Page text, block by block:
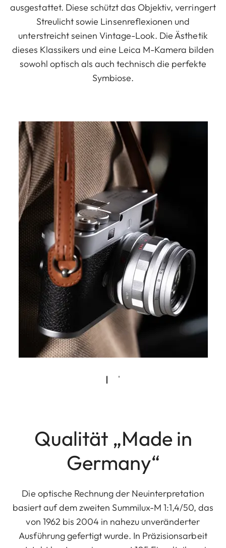
ausgestattet. Diese schützt das Objektiv, verringert
Streulicht sowie Linsenreflexionen und
unterstreicht seinen Vintage-Look. Die Ästhetik
dieses Klassikers und eine Leica M-Kamera bilden
sowohl optisch als auch technisch die perfekte
Symbiose.
Qualität „Made in
Germany“
Die optische Rechnung der Neuinterpretation
basiert auf dem zweiten Summilux-M 1:1,4/50, das
von 1962 bis 2004 in nahezu unveränderter
Ausführung gefertigt wurde. In Präzisionsarbeit